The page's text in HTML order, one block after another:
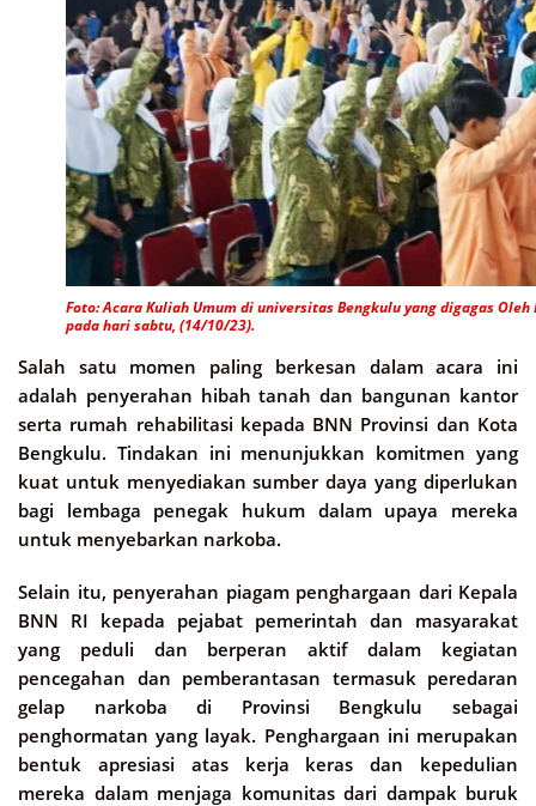
Foto: Acara Kuliah Umum di universitas Bengkulu yang digagas
pada hari sabtu, (14/10/23).
Salah satu momen paling berkesan dalam acara ini
adalah penyerahan hibah tanah dan bangunan kantor
serta rumah rehabilitasi kepada BNN Provinsi dan Kota
Bengkulu. Tindakan ini menunjukkan komitmen yang
kuat untuk menyediakan sumber daya yang diperlukan
bagi lembaga penegak hukum dalam upaya mereka
untuk menyebarkan narkoba.
Selain itu, penyerahan piagam penghargaan dari Kepala
BNN RI kepada pejabat pemerintah dan masyarakat
yang peduli dan berperan aktif dalam kegiatan
pencegahan dan pemberantasan termasuk peredaran
gelap narkoba di Provinsi Bengkulu sebagai
penghormatan yang layak. Penghargaan ini merupakan
bentuk apresiasi atas kerja keras dan kepedulian
mereka dalam menjaga komunitas dari dampak buruk